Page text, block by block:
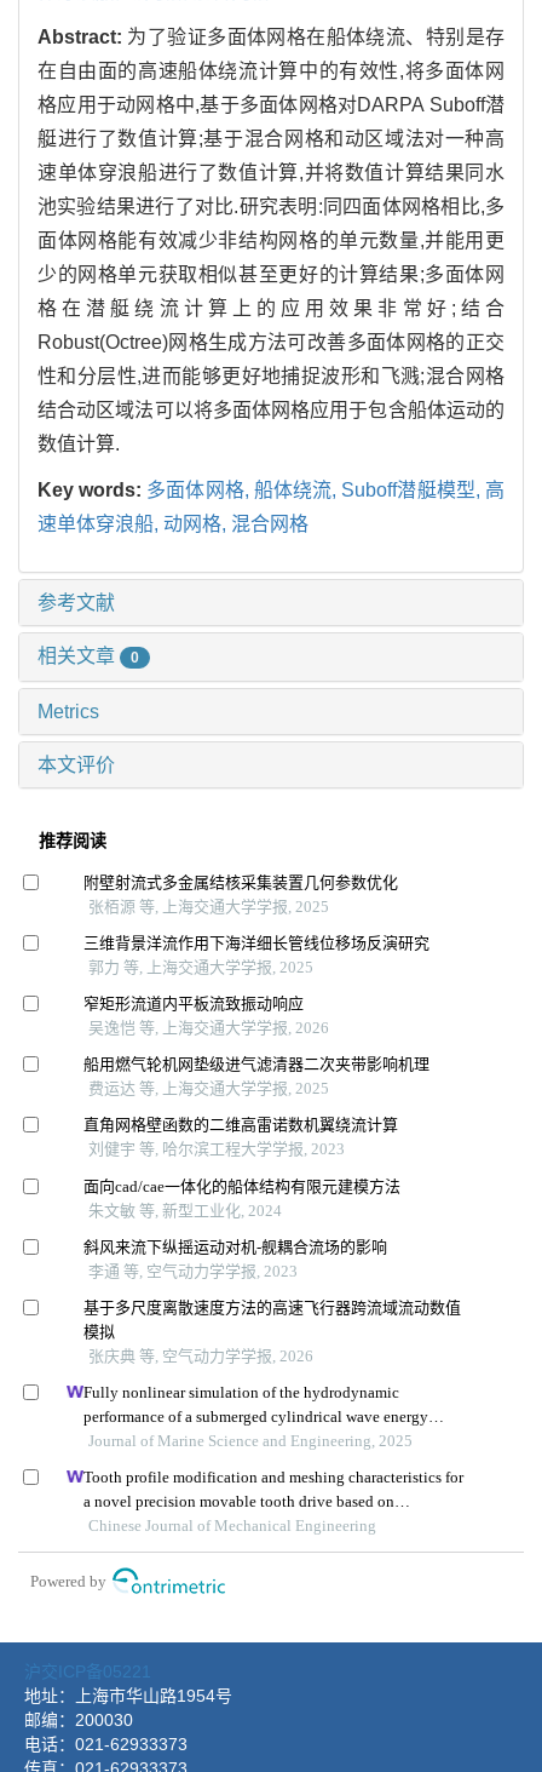
Abstract: 为了验证多面体网格在船体绕流、特别是存
在自由面的高速船体绕流计算中的有效性,将多面体网
格应用于动网格中,基于多面体网格对DARPA Suboff潜
艇进行了数值计算;基于混合网格和动区域法对一种高
速单体穿浪船进行了数值计算,并将数值计算结果同水
池实验结果进行了对比.研究表明:同四面体网格相比,多
面体网格能有效减少非结构网格的单元数量,并能用更
少的网格单元获取相似甚至更好的计算结果;多面体网
格在潜艇绕流计算上的应用效果非常好;结合
Robust(Octree)网格生成方法可改善多面体网格的正交
性和分层性,进而能够更好地捕捉波形和飞溅;混合网格
结合动区域法可以将多面体网格应用于包含船体运动的
数值计算.
Key words: 多面体网格, 船体绕流, Suboff潜艇模型, 高
速单体穿浪船, 动网格, 混合网格
参考文献
相关文章 0
Metrics
本文评价
沪交ICP备05221
地址：上海市华山路1954号
邮编：200030
电话：021-62933373
传真：021-62933373